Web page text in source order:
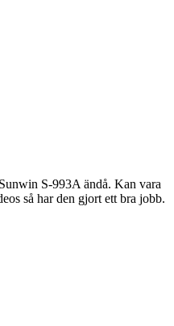
S-993A ändå. Kan vara
så har den gjort ett bra jobb.